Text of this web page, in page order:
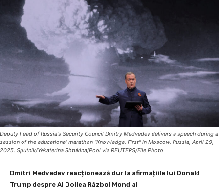
Deputy head of Russia's Security Council Dmitry Medvedev delivers a speech during a
session of the educational marathon "Knowledge. First" in Moscow, Russia, April 29,
2025. Sputnik/Yekaterina Shtukina/Pool via REUTERS/File Photo
Dmitri Medvedev reacționează dur la afirmațiile lui Donald
Trump despre Al Doilea Război Mondial